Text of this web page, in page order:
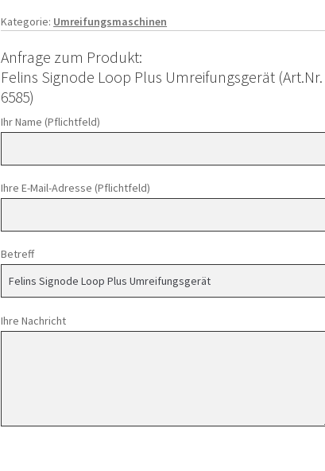
Kategorie: Umreifungsmaschinen
Anfrage zum Produkt:
Felins Signode Loop Plus Umreifungsgerät (Art.Nr.
6585)
Ihr Name (Pflichtfeld)
Ihre E-Mail-Adresse (Pflichtfeld)
Betreff
Ihre Nachricht